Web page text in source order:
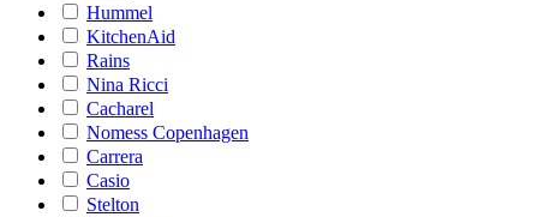
Hummel
KitchenAid
Rains
Nina Ricci
Cacharel
Nomess Copenhagen
Carrera
Casio
Stelton